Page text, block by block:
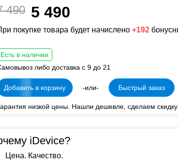
490 5 490
покупке товара будет начислено +192
Есть в наличии
либо доставка с 9 до 21
Добавить в корзину -или- Быстрый заказ
низкой цены. Нашли дешевле, сделаем
iDevice?
Цена. Качество.